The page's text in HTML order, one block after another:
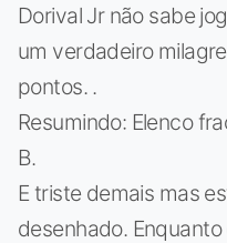
Dorival Jr não sabe
um verdadeiro
pontos. .
Resumindo: Elenco
B.
E triste demais mas
desenhado.